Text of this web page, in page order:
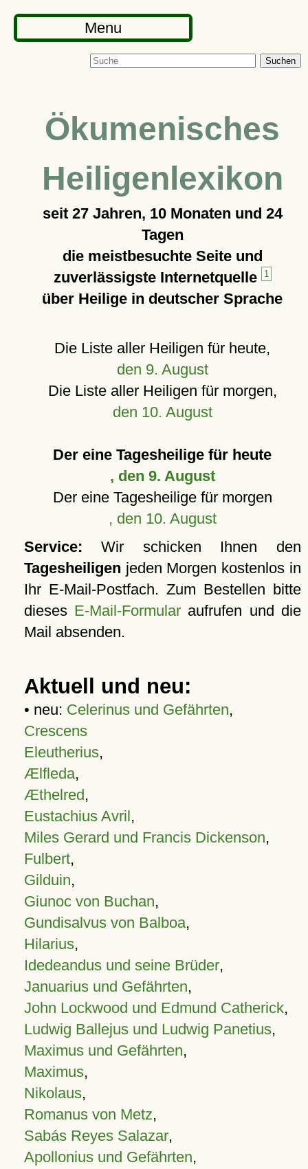
Menu
Suchen
Ökumenisches
Heiligenlexikon
seit 27 Jahren, 10 Monaten und 24
Tagen
die meistbesuchte Seite und
zuverlässigste Internetquelle
1
über Heilige in deutscher Sprache
Die Liste aller Heiligen für heute,
den 9. August
Die Liste aller Heiligen für morgen,
den 10. August
Der eine Tagesheilige für heute
, den 9. August
Der eine Tagesheilige für morgen
, den 10. August
Service: Wir schicken Ihnen den
Tagesheiligen jeden Morgen kostenlos in
Ihr E-Mail-Postfach. Zum Bestellen bitte
dieses E-Mail-Formular aufrufen und die
Mail absenden.
Aktuell und neu:
• neu: Celerinus und Gefährten,
Crescens
Eleutherius,
Ælfleda,
Æthelred,
Eustachius Avril,
Miles Gerard und Francis Dickenson,
Fulbert,
Gilduin,
Giunoc von Buchan,
Gundisalvus von Balboa,
Hilarius,
Idedeandus und seine Brüder,
Januarius und Gefährten,
John Lockwood und Edmund Catherick,
Ludwig Ballejus und Ludwig Panetius,
Maximus und Gefährten,
Maximus,
Nikolaus,
Romanus von Metz,
Sabás Reyes Salazar,
Apollonius und Gefährten,